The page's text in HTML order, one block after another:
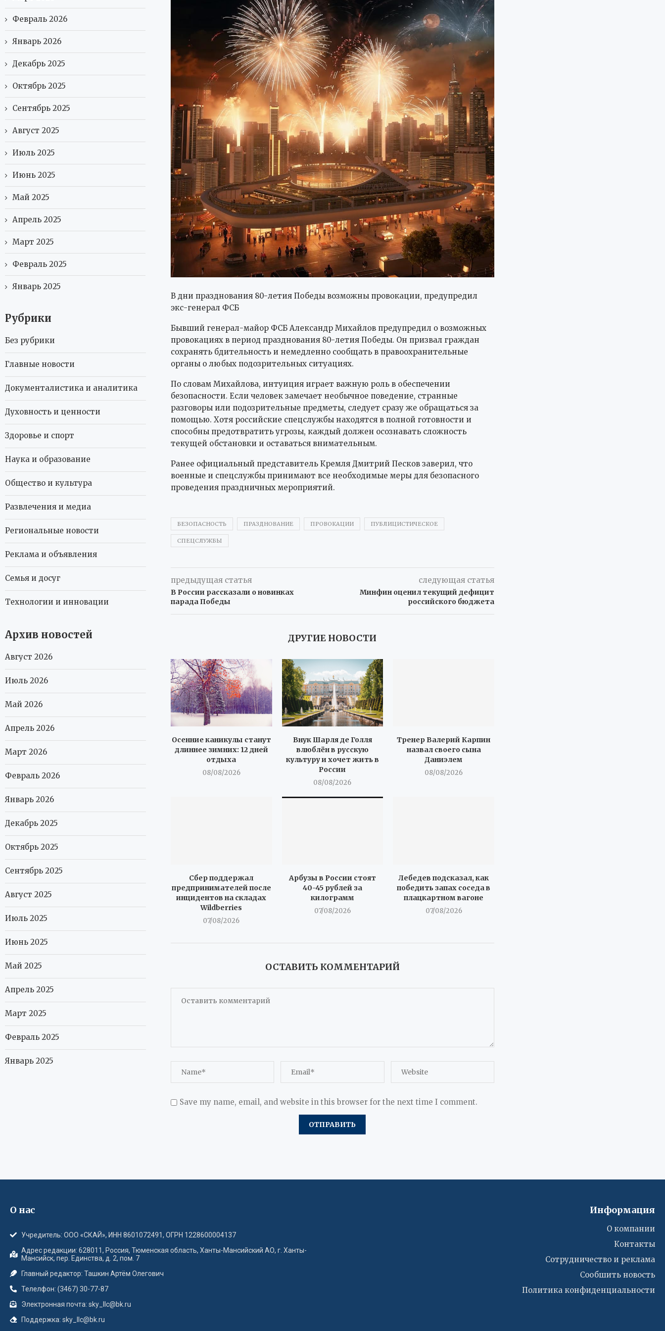
В дни празднования 80-летия Победы возможны провокации, предупредил
экс-генерал ФСБ
Бывший генерал-майор ФСБ Александр Михайлов предупредил о возможных
провокациях в период празднования 80-летия Победы. Он призвал граждан
сохранять бдительность и немедленно сообщать в правоохранительные
органы о любых подозрительных ситуациях.
По словам Михайлова, интуиция играет важную роль в обеспечении
безопасности. Если человек замечает необычное поведение, странные
разговоры или подозрительные предметы, следует сразу же обращаться за
помощью. Хотя российские спецслужбы находятся в полной готовности и
способны предотвратить угрозы, каждый должен осознавать сложность
текущей обстановки и оставаться внимательным.
Ранее официальный представитель Кремля Дмитрий Песков заверил, что
военные и спецслужбы принимают все необходимые меры для безопасного
проведения праздничных мероприятий.
БЕЗОПАСНОСТЬ ПРАЗДНОВАНИЕ ПРОВОКАЦИИ ПУБЛИЦИСТИЧЕСКОЕ
СПЕЦСЛУЖБЫ
предыдущая статья
В России рассказали о новинках
парада Победы
следующая статья
Минфин оценил текущий дефицит
российского бюджета
ДРУГИЕ НОВОСТИ
Осенние каникулы станут
длиннее зимних: 12 дней
отдыха
08/08/2026
Внук Шарля де Голля
влюблён в русскую
культуру и хочет жить в
России
08/08/2026
Тренер Валерий Карпин
назвал своего сына
Даниэлем
08/08/2026
Сбер поддержал
предпринимателей после
инцидентов на складах
Wildberries
07/08/2026
Арбузы в России стоят
40-45 рублей за
килограмм
07/08/2026
Лебедев подсказал, как
победить запах соседа в
плацкартном вагоне
07/08/2026
ОСТАВИТЬ КОММЕНТАРИЙ
Save my name, email, and website in this browser for the next time I comment.
Февраль 2026
Январь 2026
Декабрь 2025
Октябрь 2025
Сентябрь 2025
Август 2025
Июль 2025
Июнь 2025
Май 2025
Апрель 2025
Март 2025
Февраль 2025
Январь 2025
Рубрики
Без рубрики
Главные новости
Документалистика и аналитика
Духовность и ценности
Здоровье и спорт
Наука и образование
Общество и культура
Развлечения и медиа
Региональные новости
Реклама и объявления
Семья и досуг
Технологии и инновации
Архив новостей
Август 2026
Июль 2026
Май 2026
Апрель 2026
Март 2026
Февраль 2026
Январь 2026
Декабрь 2025
Октябрь 2025
Сентябрь 2025
Август 2025
Июль 2025
Июнь 2025
Май 2025
Апрель 2025
Март 2025
Февраль 2025
Январь 2025
О нас
Учредитель: ООО «СКАЙ», ИНН 8601072491, ОГРН 1228600004137
Адрес редакции: 628011, Россия, Тюменская область, Ханты-Мансийский АО, г. Ханты-
Мансийск, пер. Единства, д. 2, пом. 7
Главный редактор: Ташкин Артём Олегович
Телелфон: (3467) 30-77-87
Электронная почта: sky_llc@bk.ru
Поддержка: sky_llc@bk.ru
Информация
О компании
Контакты
Сотрудничество и реклама
Сообшить новость
Политика конфиденциальности